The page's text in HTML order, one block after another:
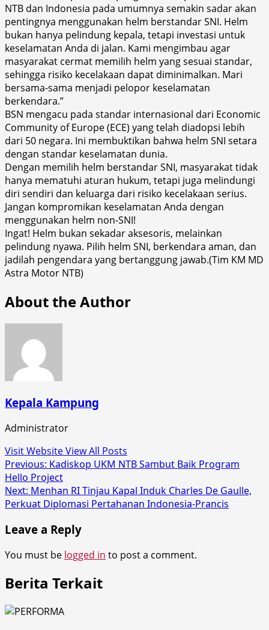
NTB dan Indonesia pada umumnya semakin sadar akan
pentingnya menggunakan helm berstandar SNI. Helm
bukan hanya pelindung kepala, tetapi investasi untuk
keselamatan Anda di jalan. Kami mengimbau agar
masyarakat cermat memilih helm yang sesuai standar,
sehingga risiko kecelakaan dapat diminimalkan. Mari
bersama-sama menjadi pelopor keselamatan
berkendara.”
BSN mengacu pada standar internasional dari Economic
Community of Europe (ECE) yang telah diadopsi lebih
dari 50 negara. Ini membuktikan bahwa helm SNI setara
dengan standar keselamatan dunia.
Dengan memilih helm berstandar SNI, masyarakat tidak
hanya mematuhi aturan hukum, tetapi juga melindungi
diri sendiri dan keluarga dari risiko kecelakaan serius.
Jangan kompromikan keselamatan Anda dengan
menggunakan helm non-SNI!
Ingat! Helm bukan sekadar aksesoris, melainkan
pelindung nyawa. Pilih helm SNI, berkendara aman, dan
jadilah pengendara yang bertanggung jawab.(Tim KM MD
Astra Motor NTB)
About the Author
Kepala Kampung
Administrator
Visit WebsiteView All Posts
Post
navigation
Previous: Kadiskop UKM NTB Sambut Baik Program
Hello Project
Next: Menhan RI Tinjau Kapal Induk Charles De Gaulle,
Perkuat Diplomasi Pertahanan Indonesia-Prancis
Leave a Reply
You must be logged in to post a comment.
Berita Terkait